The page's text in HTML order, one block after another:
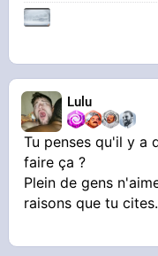
Lulu
Tu penses qu'il y a
faire ça ?
Plein de gens
raisons que tu cites.